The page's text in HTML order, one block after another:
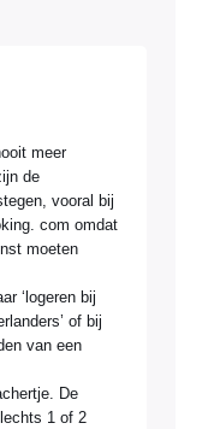
meer
de
vooral bij
com omdat
moeten
‘logeren bij
of bij
van een
De
1 of 2